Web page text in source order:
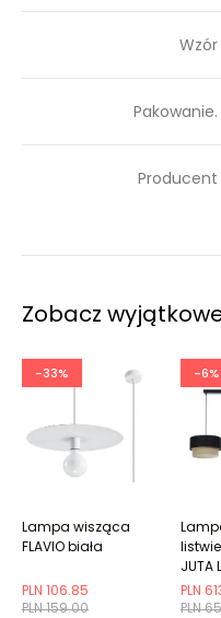
Wzór
Pakowanie.
Producent
Zobacz
-33%
PLN 159.00
PLN 106.85
Lampa wisząca
FLAVIO biała
-6%
PLN
PLN
JUTA